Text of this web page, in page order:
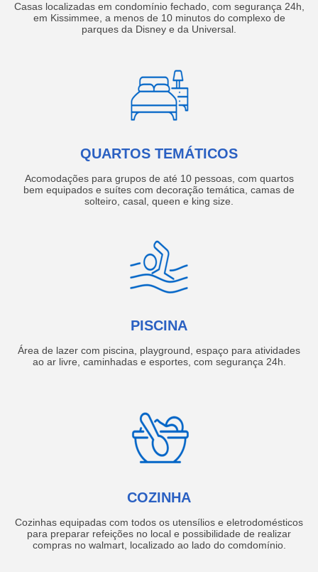
Casas localizadas em condomínio fechado, com segurança 24h,
em Kissimmee, a menos de 10 minutos do complexo de
parques da Disney e da Universal.
QUARTOS TEMÁTICOS
Acomodações para grupos de até 10 pessoas, com quartos
bem equipados e suítes com decoração temática, camas de
solteiro, casal, queen e king size.
PISCINA
Área de lazer com piscina, playground, espaço para atividades
ao ar livre, caminhadas e esportes, com segurança 24h.
COZINHA
Cozinhas equipadas com todos os utensílios e eletrodomésticos
para preparar refeições no local e possibilidade de realizar
compras no walmart, localizado ao lado do comdomínio.